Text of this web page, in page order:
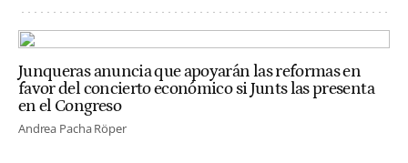
Junqueras anuncia que apoyarán las reformas en
favor del concierto económico si Junts las presenta
en el Congreso
Andrea Pacha Röper